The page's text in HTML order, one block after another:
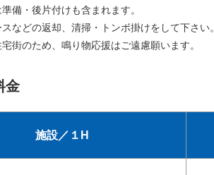
備・後片付けも含まれます。
などの返却、清掃・トンボ掛けをして下さい。
街のため、鳴り物応援はご遠慮願います。
金
施設／１H